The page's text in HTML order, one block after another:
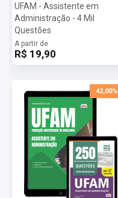
UFAM - Assistente em
Administração - 4 Mil
Questões
A partir de
R$ 19,90
42,00%